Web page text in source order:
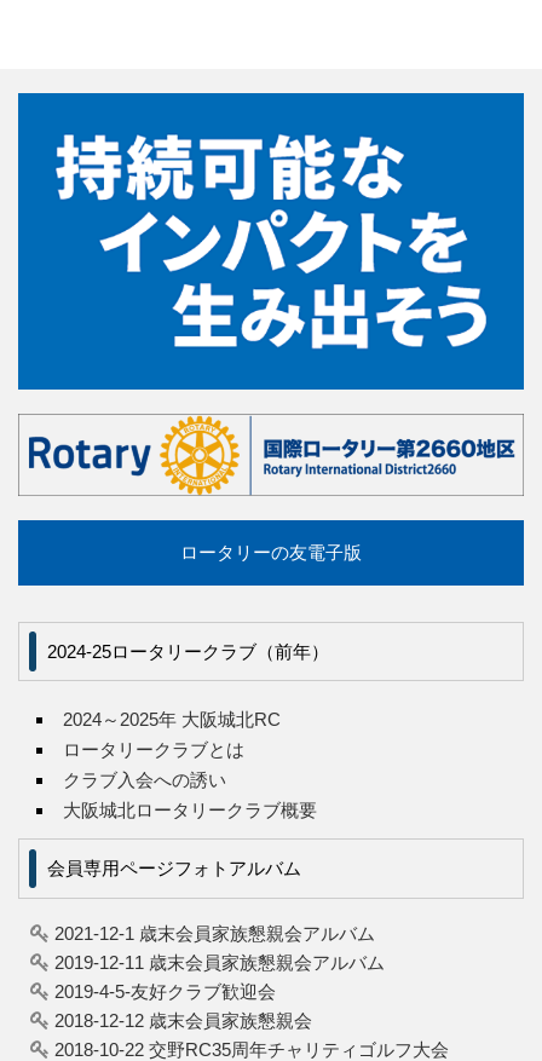
ロータリーの友電子版
2024-25ロータリークラブ（前年）
2024～2025年 大阪城北RC
ロータリークラブとは
クラブ入会への誘い
大阪城北ロータリークラブ概要
会員専用ページフォトアルバム
2021-12-1 歳末会員家族懇親会アルバム
2019-12-11 歳末会員家族懇親会アルバム
2019-4-5-友好クラブ歓迎会
2018-12-12 歳末会員家族懇親会
2018-10-22 交野RC35周年チャリティゴルフ大会